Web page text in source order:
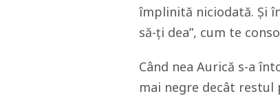
împlinită niciodată. Și
să-ți dea”, cum te
Când nea Aurică s-a
mai negre decât restul